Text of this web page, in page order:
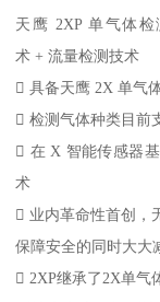
天鹰 2XP 单气体
术 + 流量检测技术
 具备天鹰 2X 单气
 检测气体种类目前
 在 X 智能传感器
术
 业内革命性首创，
保障安全的同时大大
 2XP继承了2X单气